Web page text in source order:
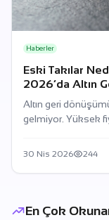
Haberler
Eski Takılar
2026’da Altın
Altın geri
gelmiyor. Yüksek
hizmetlerinin neden
30 Nis 2026 244
En Çok